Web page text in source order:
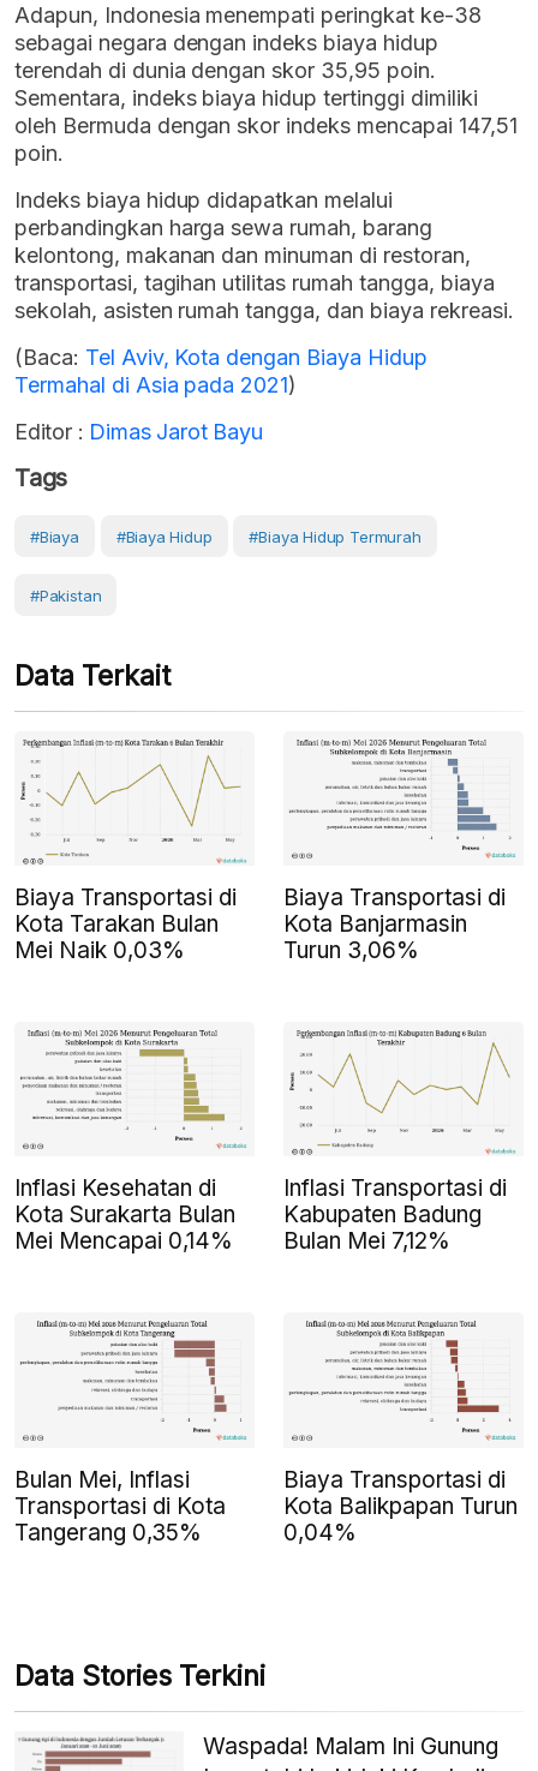
Adapun, Indonesia menempati peringkat ke-38
sebagai negara dengan indeks biaya hidup
terendah di dunia dengan skor 35,95 poin.
Sementara, indeks biaya hidup tertinggi dimiliki
oleh Bermuda dengan skor indeks mencapai 147,51
poin.
Indeks biaya hidup didapatkan melalui
perbandingkan harga sewa rumah, barang
kelontong, makanan dan minuman di restoran,
transportasi, tagihan utilitas rumah tangga, biaya
sekolah, asisten rumah tangga, dan biaya rekreasi.
(Baca: Tel Aviv, Kota dengan Biaya Hidup
Termahal di Asia pada 2021)
Editor : Dimas Jarot Bayu
Tags
#Biaya #Biaya Hidup #Biaya Hidup Termurah
#Pakistan
Data Terkait
Biaya Transportasi di
Kota Tarakan Bulan
Mei Naik 0,03%
Biaya Transportasi di
Kota Banjarmasin
Turun 3,06%
Inflasi Kesehatan di
Kota Surakarta Bulan
Mei Mencapai 0,14%
Inflasi Transportasi di
Kabupaten Badung
Bulan Mei 7,12%
Bulan Mei, Inflasi
Transportasi di Kota
Tangerang 0,35%
Biaya Transportasi di
Kota Balikpapan Turun
0,04%
Data Stories Terkini
Waspada! Malam Ini Gunung